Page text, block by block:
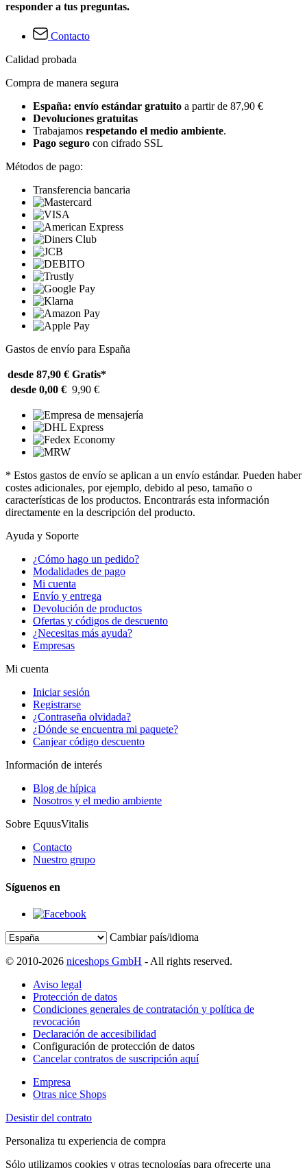
responder a tus preguntas.
Contacto
Calidad probada
Compra de manera segura
España: envío estándar gratuito a partir de 87,90 €
Devoluciones gratuitas
Trabajamos respetando el medio ambiente.
Pago seguro con cifrado SSL
Métodos de pago:
Transferencia bancaria
Gastos de envío para España
desde 87,90 € Gratis*
desde 0,00 € 9,90 €
* Estos gastos de envío se aplican a un envío estándar. Pueden haber
costes adicionales, por ejemplo, debido al peso, tamaño o
características de los productos. Encontrarás esta información
directamente en la descripción del producto.
Ayuda y Soporte
¿Cómo hago un pedido?
Modalidades de pago
Mi cuenta
Envío y entrega
Devolución de productos
Ofertas y códigos de descuento
¿Necesitas más ayuda?
Empresas
Mi cuenta
Iniciar sesión
Registrarse
¿Contraseña olvidada?
¿Dónde se encuentra mi paquete?
Canjear código descuento
Información de interés
Blog de hípica
Nosotros y el medio ambiente
Sobre EquusVitalis
Contacto
Nuestro grupo
Síguenos en
Cambiar país/idioma
© 2010-2026 niceshops GmbH - All rights reserved.
Aviso legal
Protección de datos
Condiciones generales de contratación y política de
revocación
Declaración de accesibilidad
Configuración de protección de datos
Cancelar contratos de suscripción aquí
Empresa
Otras nice Shops
Desistir del contrato
Personaliza tu experiencia de compra
Sólo utilizamos cookies y otras tecnologías para ofrecerte una